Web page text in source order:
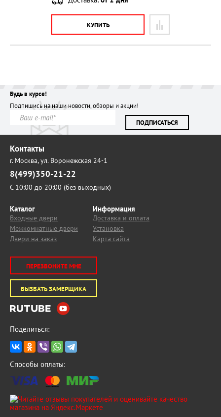
КУПИТЬ
Будь в курсе!
Подпишись на наши новости, обзоры и акции!
ПОДПИСАТЬСЯ
Контакты
г. Москва,ул. Воронежская 24-1
8(499)350-21-22
С 10:00 до 20:00 (без выходных)
Каталог
Входные двери
Межкомнатные двери
Двери на заказ
Информация
Доставка и оплата
Установка
Карта сайта
ПЕРЕЗВОНИТЕ МНЕ
ВЫЗВАТЬ ЗАМЕРЩИКА
Поделиться:
Способы оплаты: